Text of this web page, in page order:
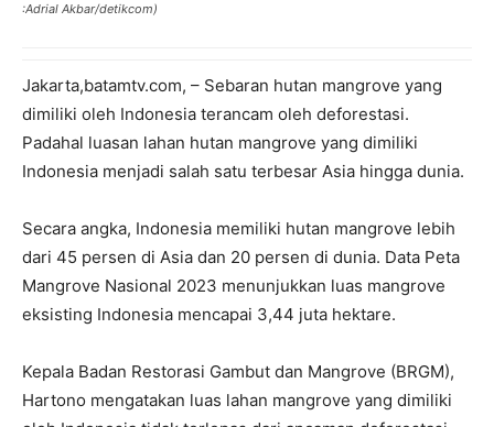
:Adrial Akbar/detikcom)
Jakarta,batamtv.com, – Sebaran hutan mangrove yang
dimiliki oleh Indonesia terancam oleh deforestasi.
Padahal luasan lahan hutan mangrove yang dimiliki
Indonesia menjadi salah satu terbesar Asia hingga dunia.
Secara angka, Indonesia memiliki hutan mangrove lebih
dari 45 persen di Asia dan 20 persen di dunia. Data Peta
Mangrove Nasional 2023 menunjukkan luas mangrove
eksisting Indonesia mencapai 3,44 juta hektare.
Kepala Badan Restorasi Gambut dan Mangrove (BRGM),
Hartono mengatakan luas lahan mangrove yang dimiliki